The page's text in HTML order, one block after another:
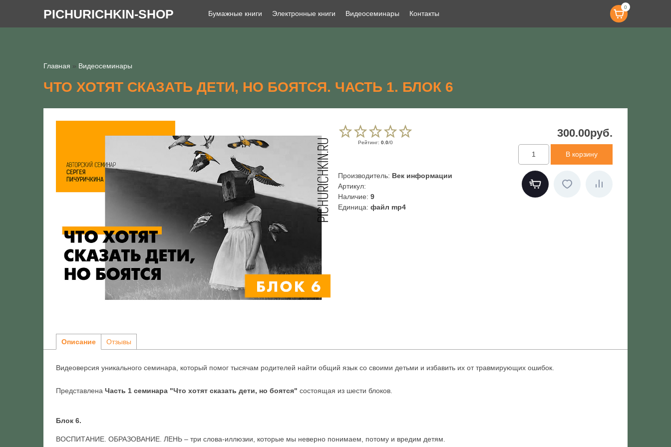
PICHURICHKIN-SHOP Бумажные книги Электронные книги Видеосеминары Контакты
0
Главная » Видеосеминары
ЧТО ХОТЯТ СКАЗАТЬ ДЕТИ, НО БОЯТСЯ. ЧАСТЬ 1. БЛОК 6
Рейтинг: 0.0/0
300.00руб.
Производитель: Век информации
Артикул:
Наличие: 9
Единица: файл mp4
Описание Отзывы
Видеоверсия уникального семинара, который помог тысячам родителей найти общий язык со своими детьми и избавить их от травмирующих ошибок.
Представлена Часть 1 семинара "Что хотят сказать дети, но боятся" состоящая из шести блоков.
Блок 6.
ВОСПИТАНИЕ. ОБРАЗОВАНИЕ. ЛЕНЬ – три слова-иллюзии, которые мы неверно понимаем, потому и вредим детям.